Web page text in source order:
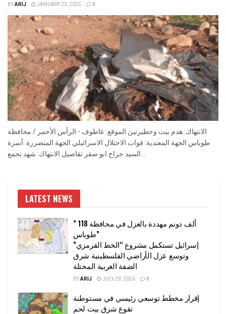
BYARIJ JANUARY 23, 2025 0
الانتهاك: هدم بيت وحظيرتين الموقع: عاطوف - الرأس الأحمر / محافظة
طوباس الجهة المعتدية: قوات الاحتلال الاسرائيلي الجهة المتضررة: أسرة
LATEST NEWS
” 118 ألف دونم مهددة بالعزل في محافظة
طوباس”
إسرائيل تستكمل مشروع “الخط القرمزي”
وتوسع عزل الأراضي الفلسطينية شرق
الضفة الغربية المحتلة
BYARIJ JULY 29, 2026 0
إقرار مخطط توسعي رئيسي في مستوطنة
تقوع شرق بيت لحم